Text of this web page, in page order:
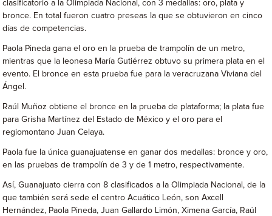
clasificatorio a la Olimpiada Nacional, con 3 medallas: oro, plata y
bronce. En total fueron cuatro preseas la que se obtuvieron en cinco
días de competencias.
Paola Pineda gana el oro en la prueba de trampolín de un metro,
mientras que la leonesa María Gutiérrez obtuvo su primera plata en el
evento. El bronce en esta prueba fue para la veracruzana Viviana del
Ángel.
Raúl Muñoz obtiene el bronce en la prueba de plataforma; la plata fue
para Grisha Martínez del Estado de México y el oro para el
regiomontano Juan Celaya.
Paola fue la única guanajuatense en ganar dos medallas: bronce y oro,
en las pruebas de trampolín de 3 y de 1 metro, respectivamente.
Así, Guanajuato cierra con 8 clasificados a la Olimpiada Nacional, de la
que también será sede el centro Acuático León, son Axcell
Hernández, Paola Pineda, Juan Gallardo Limón, Ximena García, Raúl